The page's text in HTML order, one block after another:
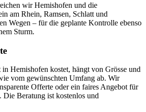
wir Hemishofen und die
am Rhein, Ramsen, Schlatt und
Wegen – für die geplante Kontrolle ebenso
Sturm.
Hemishofen kostet, hängt von Grösse und
vom gewünschten Umfang ab. Wir
Offerte oder ein faires Angebot für
Die Beratung ist kostenlos und